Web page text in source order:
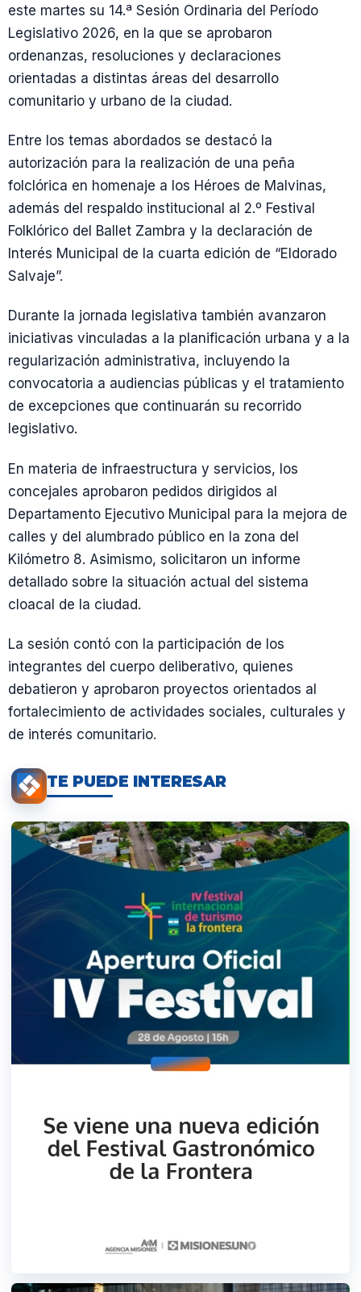
este martes su 14.ª Sesión Ordinaria del Período
Legislativo 2026, en la que se aprobaron
ordenanzas, resoluciones y declaraciones
orientadas a distintas áreas del desarrollo
comunitario y urbano de la ciudad.
Entre los temas abordados se destacó la
autorización para la realización de una peña
folclórica en homenaje a los Héroes de Malvinas,
además del respaldo institucional al 2.º Festival
Folklórico del Ballet Zambra y la declaración de
Interés Municipal de la cuarta edición de “Eldorado
Salvaje”.
Durante la jornada legislativa también avanzaron
iniciativas vinculadas a la planificación urbana y a la
regularización administrativa, incluyendo la
convocatoria a audiencias públicas y el tratamiento
de excepciones que continuarán su recorrido
legislativo.
En materia de infraestructura y servicios, los
concejales aprobaron pedidos dirigidos al
Departamento Ejecutivo Municipal para la mejora de
calles y del alumbrado público en la zona del
Kilómetro 8. Asimismo, solicitaron un informe
detallado sobre la situación actual del sistema
cloacal de la ciudad.
La sesión contó con la participación de los
integrantes del cuerpo deliberativo, quienes
debatieron y aprobaron proyectos orientados al
fortalecimiento de actividades sociales, culturales y
de interés comunitario.
TE PUEDE INTERESAR